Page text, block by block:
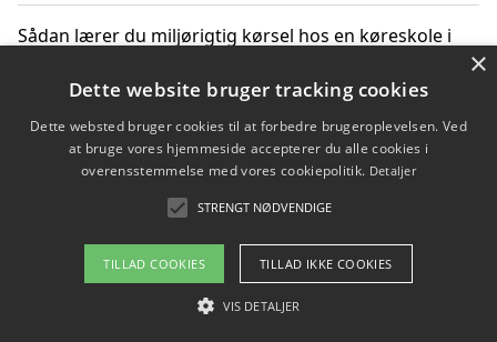
Sådan lærer du miljørigtig kørsel hos en køreskole i
Copyright 2026 - Pilanto Aps
Om / kontakt
×
Dette website bruger tracking cookies
Dette websted bruger cookies til at forbedre brugeroplevelsen. Ved
at bruge vores hjemmeside accepterer du alle cookies i
overensstemmelse med vores cookiepolitik. Detaljer
STRENGT NØDVENDIGE
TILLAD COOKIES TILLAD IKKE COOKIES
VIS DETALJER